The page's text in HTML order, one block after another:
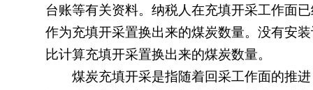
台账等有关资料。纳税人在充填开采工作面
作为充填开采置换出来的煤炭数量。没有安
比计算充填开采置换出来的煤炭数量。
煤炭充填开采是指随着回采工作面的推进